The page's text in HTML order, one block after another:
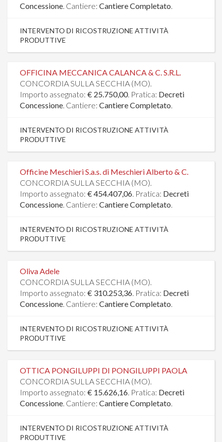
Concessione. Cantiere: Cantiere Completato.
INTERVENTO DI RICOSTRUZIONE ATTIVITÀ
PRODUTTIVE
OFFICINA MECCANICA CALANCA & C. S.R.L.
CONCORDIA SULLA SECCHIA (MO).
Importo assegnato: € 25.750,00. Pratica: Decreti
Concessione. Cantiere: Cantiere Completato.
INTERVENTO DI RICOSTRUZIONE ATTIVITÀ
PRODUTTIVE
Officine Meschieri S.a.s. di Meschieri Alberto & C.
CONCORDIA SULLA SECCHIA (MO).
Importo assegnato: € 454.407,06. Pratica: Decreti
Concessione. Cantiere: Cantiere Completato.
INTERVENTO DI RICOSTRUZIONE ATTIVITÀ
PRODUTTIVE
Oliva Adele
CONCORDIA SULLA SECCHIA (MO).
Importo assegnato: € 310.253,36. Pratica: Decreti
Concessione. Cantiere: Cantiere Completato.
INTERVENTO DI RICOSTRUZIONE ATTIVITÀ
PRODUTTIVE
OTTICA PONGILUPPI DI PONGILUPPI PAOLA
CONCORDIA SULLA SECCHIA (MO).
Importo assegnato: € 15.626,16. Pratica: Decreti
Concessione. Cantiere: Cantiere Completato.
INTERVENTO DI RICOSTRUZIONE ATTIVITÀ
PRODUTTIVE